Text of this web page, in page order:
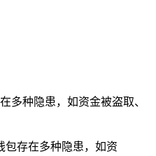
多种隐患，如资金被盗取、
包存在多种隐患，如资